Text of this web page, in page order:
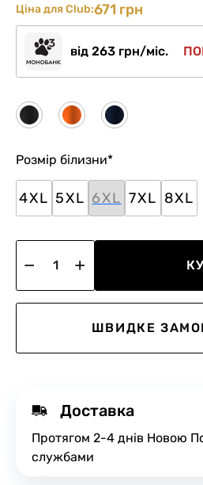
Ціна для Club:671 грн
від 263 грн/міс.
Розмір білизни*
4XL 5XL 6XL 7XL 8XL
ШВИДКЕ
Доставка
Протягом 2-4 днів Новою
службами